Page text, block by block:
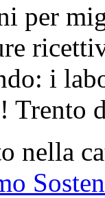
per
i
Trento
nella